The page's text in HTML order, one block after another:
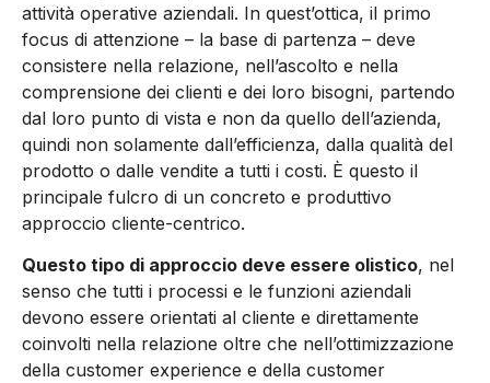
attività operative aziendali. In quest’ottica, il primo
focus di attenzione – la base di partenza – deve
consistere nella relazione, nell’ascolto e nella
comprensione dei clienti e dei loro bisogni, partendo
dal loro punto di vista e non da quello dell’azienda,
quindi non solamente dall’efficienza, dalla qualità del
prodotto o dalle vendite a tutti i costi. È questo il
principale fulcro di un concreto e produttivo
approccio cliente-centrico.
Questo tipo di approccio deve essere olistico, nel
senso che tutti i processi e le funzioni aziendali
devono essere orientati al cliente e direttamente
coinvolti nella relazione oltre che nell’ottimizzazione
della customer experience e della customer